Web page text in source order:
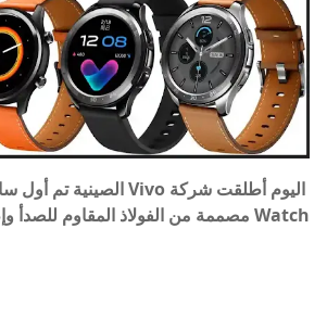
اليومأطلقت شركة Vivoالصينية
Watch مصممة من الفولاذ المقاوم للصدأ وإطار من السيراميك.